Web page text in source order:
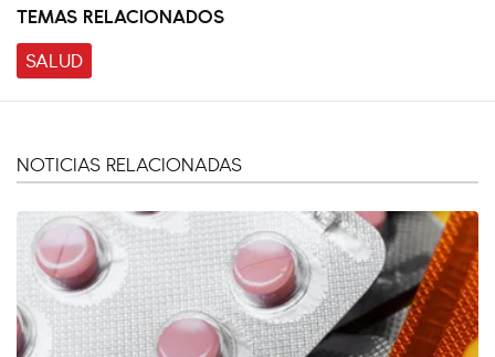
TEMAS RELACIONADOS
SALUD
NOTICIAS RELACIONADAS